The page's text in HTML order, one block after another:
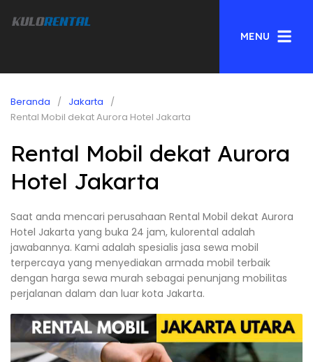
MENU
Beranda
Jakarta
Rental Mobil dekat Aurora Hotel Jakarta
Rental Mobil dekat Aurora
Hotel Jakarta
Saat anda mencari perusahaan Rental Mobil dekat Aurora
Hotel Jakarta yang buka 24 jam, kulorental adalah
jawabannya. Kami adalah spesialis jasa sewa mobil
terpercaya yang menyediakan armada mobil terbaik
dengan harga sewa murah sebagai penunjang mobilitas
perjalanan dalam dan luar kota Jakarta.